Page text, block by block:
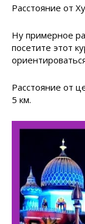
Расстояние от
Ну примерное
посетите этот
Расстояние от
5 км.